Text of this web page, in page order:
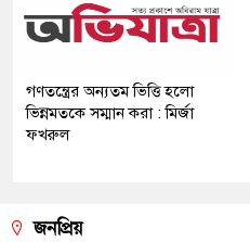
গণতন্ত্রের অন্যতম ভিত্তি হলো
ভিন্নমতকে সম্মান করা : মির্জা
ফখরুল
জনপ্রিয়